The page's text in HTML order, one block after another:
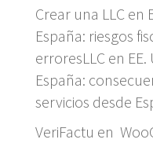
Crear una LLC en
España: riesgos
erroresLLC en
España:
servicios desde
VeriFactu en